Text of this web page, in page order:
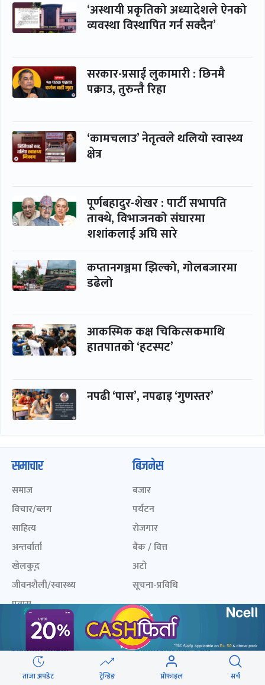
‘अस्थायी प्रकृतिको अध्यादेशले ऐनको
व्यवस्था विस्थापित गर्न सक्दैन’
सरकार-प्रसाईं लुकामारी : छिनमै
पक्राउ, तुरुन्तै रिहा
‘कामचलाउ’ नेतृत्वले थलियो स्वास्थ्य
क्षेत्र
पूर्णबहादुर-शेखर : पार्टी सभापति
ताक्थे, विभाजनको संघारमा
शशांकलाई अघि सारे
कप्तानगञ्जमा झिल्को, गोलबजारमा
डढेलो
आकस्मिक कक्ष चिकित्सकमाथि
हातपातको ‘हटस्पट’
नपढी ‘पास’, नपढाइ ‘गुणस्तर’
ताजा अपडेट ट्रेन्डिङ प्रोफाइल सर्च
समाचार
समाज
विचार/ब्लग
साहित्य
अन्तर्वार्ता
खेलकुद़़
जीवनशैली/स्वास्थ्य
प्रवास
अन्तर्राष्ट्रिय
बिजनेस
बजार
पर्यटन
रोजगार
बैंक / वित्त
अटो
सूचना-प्रविधि
खेलकुद लाईभ
एनपीएल २०८१
अनलाइनखबर सूची
नेपालका ५० प्रभावशाली